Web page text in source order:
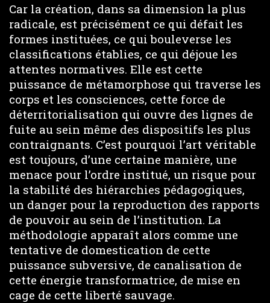
Car la création, dans sa dimension la plus
radicale, est précisément ce qui défait les
formes instituées, ce qui bouleverse les
classifications établies, ce qui déjoue les
attentes normatives. Elle est cette
puissance de métamorphose qui traverse les
corps et les consciences, cette force de
déterritorialisation qui ouvre des lignes de
fuite au sein même des dispositifs les plus
contraignants. C’est pourquoi l’art véritable
est toujours, d’une certaine manière, une
menace pour l’ordre institué, un risque pour
la stabilité des hiérarchies pédagogiques,
un danger pour la reproduction des rapports
de pouvoir au sein de l’institution. La
méthodologie apparaît alors comme une
tentative de domestication de cette
puissance subversive, de canalisation de
cette énergie transformatrice, de mise en
cage de cette liberté sauvage.